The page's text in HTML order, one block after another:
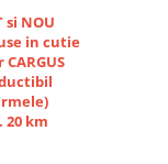
si NOU
in cutie
20 km